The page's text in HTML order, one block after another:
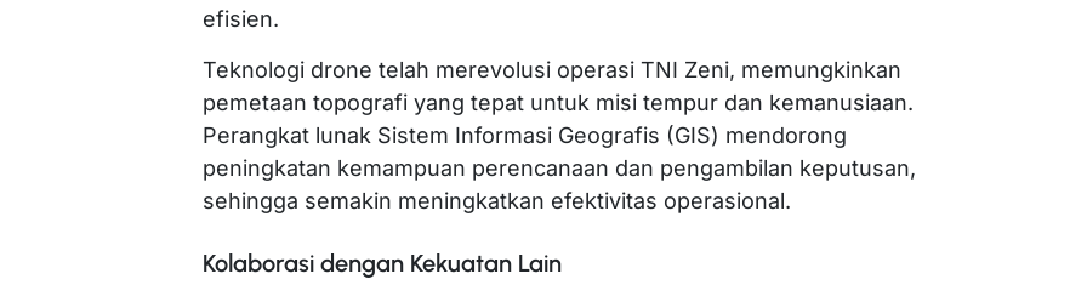
efisien.
Teknologi drone telah merevolusi operasi TNI Zeni, memungkinkan
pemetaan topografi yang tepat untuk misi tempur dan kemanusiaan.
Perangkat lunak Sistem Informasi Geografis (GIS) mendorong
peningkatan kemampuan perencanaan dan pengambilan keputusan,
sehingga semakin meningkatkan efektivitas operasional.
Kolaborasi dengan Kekuatan Lain